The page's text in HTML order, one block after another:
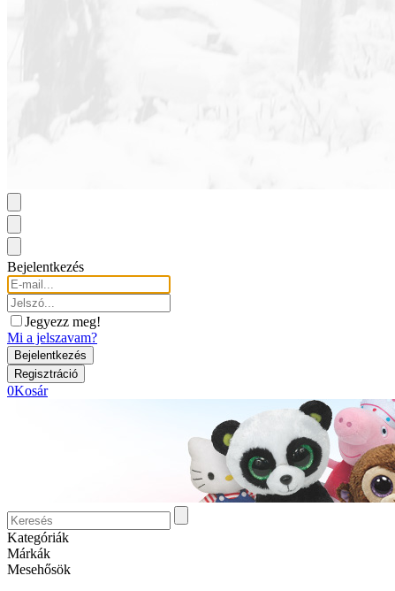
Bejelentkezés
Jegyezz meg!
Mi a jelszavam?
0Kosár
Kategóriák
Márkák
Mesehősök